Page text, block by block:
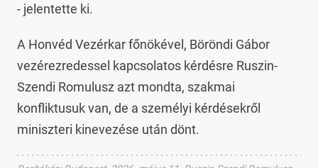
- jelentette ki.
A Honvéd Vezérkar főnökével, Böröndi Gábor
vezérezredessel kapcsolatos kérdésre Ruszin-
Szendi Romulusz azt mondta, szakmai
konfliktusuk van, de a személyi kérdésekről
miniszteri kinevezése után dönt.